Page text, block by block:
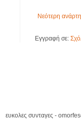
Νεότερη
Εγγραφή σε:
ευκολες συνταγες -